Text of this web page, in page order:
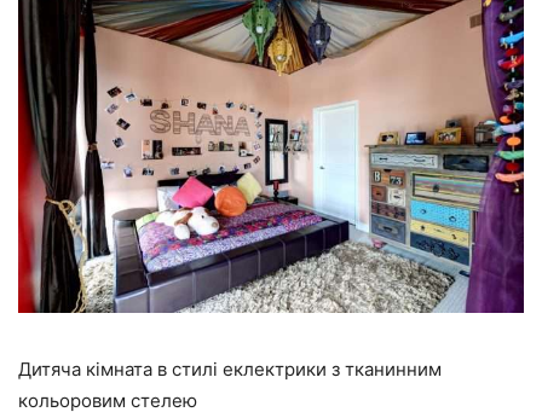
Дитяча кімната в стилі еклектрики з тканинним
кольоровим стелею